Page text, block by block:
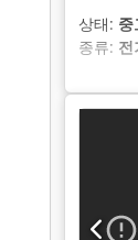
상태: 중
종류: 전